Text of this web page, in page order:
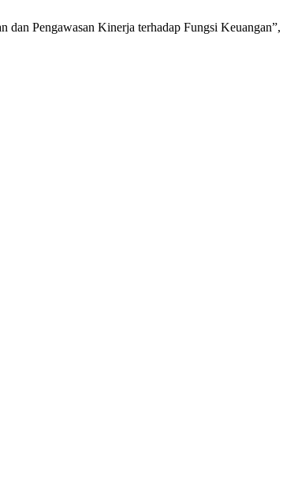
Pengawasan Kinerja terhadap Fungsi Keuangan”,